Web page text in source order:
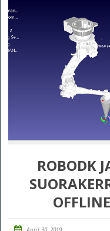
ROBODK